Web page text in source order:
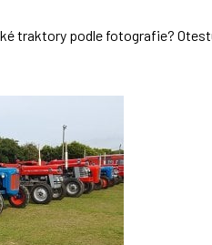
traktory podle fotografie?